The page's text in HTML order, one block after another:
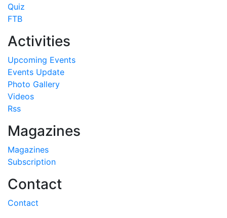
Quiz
FTB
Activities
Upcoming Events
Events Update
Photo Gallery
Videos
Rss
Magazines
Magazines
Subscription
Contact
Contact